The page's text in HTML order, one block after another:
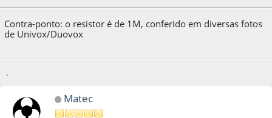
Contra-ponto: o resistor é de 1M, conferido em diversas fotos
de Univox/Duovox
.
Matec